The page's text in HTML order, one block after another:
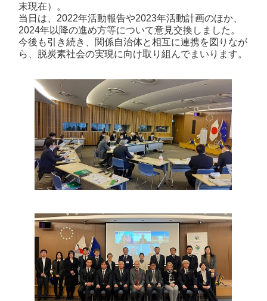
末現在）。
当日は、2022年活動報告や2023年活動計画のほか、
2024年以降の進め方等について意見交換しました。
今後も引き続き、関係自治体と相互に連携を図りなが
ら、脱炭素社会の実現に向け取り組んでまいります。